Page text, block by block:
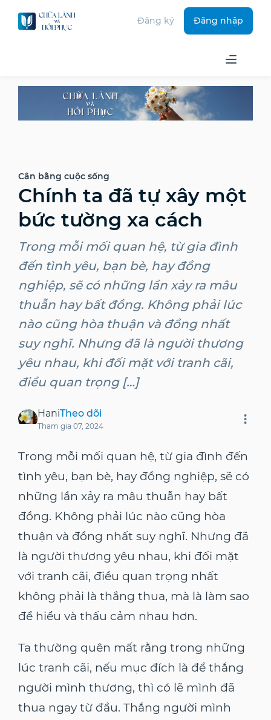
Đăng ký Đăng nhập
Cân bằng cuộc sống
Chính ta đã tự xây một
bức tường xa cách
Trong mỗi mối quan hệ, từ gia đình
đến tình yêu, bạn bè, hay đồng
nghiệp, sẽ có những lần xảy ra mâu
thuẫn hay bất đồng. Không phải lúc
nào cũng hòa thuận và đồng nhất
suy nghĩ. Nhưng đã là người thương
yêu nhau, khi đối mặt với tranh cãi,
điều quan trọng […]
HaniTheo dõi
Tham gia 07, 2024
Trong mỗi mối quan hệ, từ gia đình đến
tình yêu, bạn bè, hay đồng nghiệp, sẽ có
những lần xảy ra mâu thuẫn hay bất
đồng. Không phải lúc nào cũng hòa
thuận và đồng nhất suy nghĩ. Nhưng đã
là người thương yêu nhau, khi đối mặt
với tranh cãi, điều quan trọng nhất
không phải là thắng thua, mà là làm sao
để hiểu và thấu cảm nhau hơn.
Ta thường quên mất rằng trong những
lúc tranh cãi, nếu mục đích là để thắng
người mình thương, thì có lẽ mình đã
thua ngay từ đầu. Thắng người mình